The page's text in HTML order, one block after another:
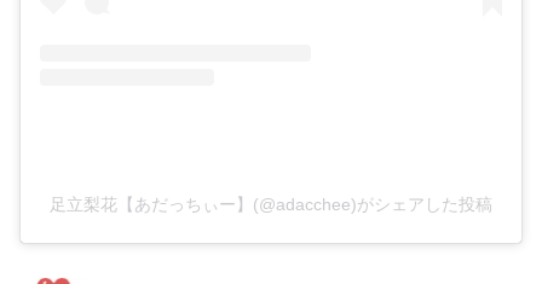
足立梨花【あだっちぃー】(@adacchee)がシェアした投稿